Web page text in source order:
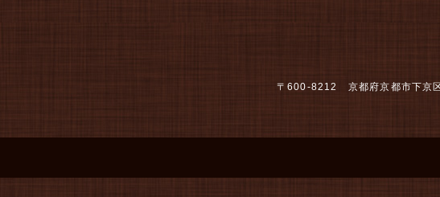
〒600-8212 京都府京都市下京